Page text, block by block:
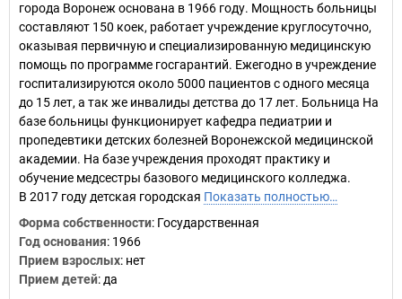
города Воронеж основана в 1966 году. Мощность больницы
составляют 150 коек, работает учреждение круглосуточно,
оказывая первичную и специализированную медицинскую
помощь по программе госгарантий. Ежегодно в учреждение
госпитализируются около 5000 пациентов с одного месяца
до 15 лет, а так же инвалиды детства до 17 лет. Больница На
базе больницы функционирует кафедра педиатрии и
пропедевтики детских болезней Воронежской медицинской
академии. На базе учреждения проходят практику и
обучение медсестры базового медицинского колледжа.
В 2017 году детская городская Показать полностью…
Форма собственности: Государственная
Год основания: 1966
Прием взрослых: нет
Прием детей: да